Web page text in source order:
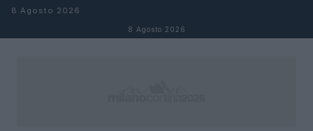
Salta al contenuto
8 Agosto 2026
8 Agosto 2026